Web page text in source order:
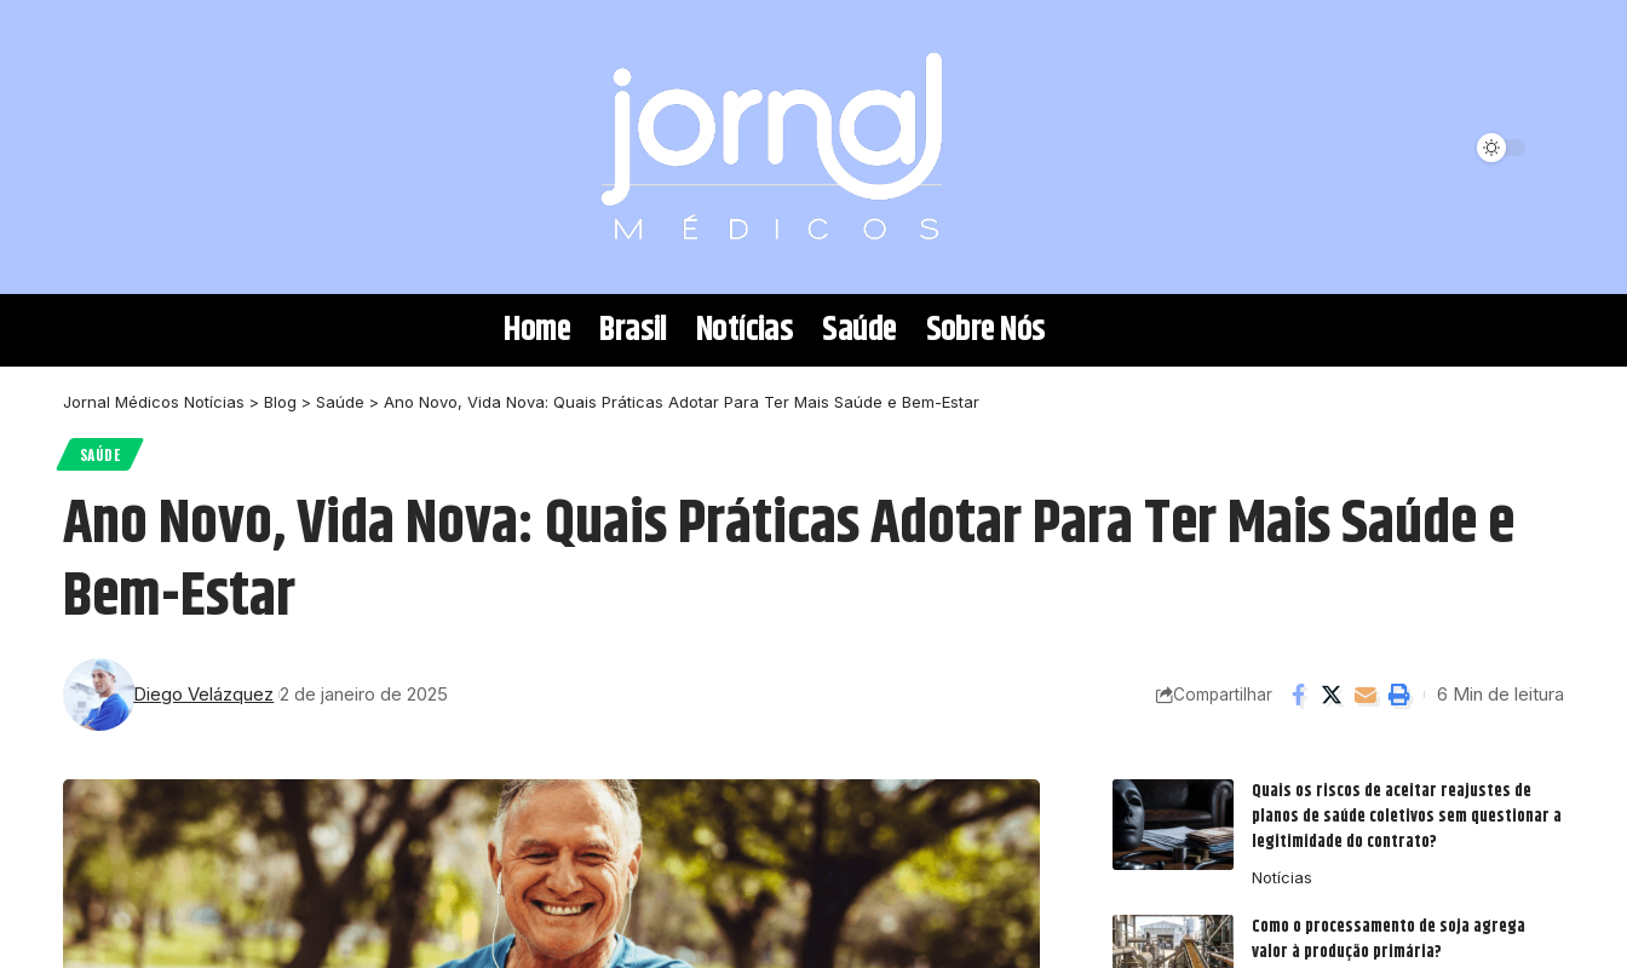
Home Brasil Notícias Saúde Sobre Nós
Jornal Médicos Notícias > Blog > Saúde > Ano Novo, Vida Nova: Quais Práticas Adotar Para Ter Mais Saúde e Bem-Estar
SAÚDE
Ano Novo, Vida Nova: Quais Práticas Adotar Para Ter Mais Saúde e
Bem-Estar
Diego Velázquez 2 de janeiro de 2025 Compartilhar 6 Min de leitura
Quais os riscos de aceitar reajustes de
planos de saúde coletivos sem questionar a
legitimidade do contrato?
Notícias
Como o processamento de soja agrega
valor à produção primária?